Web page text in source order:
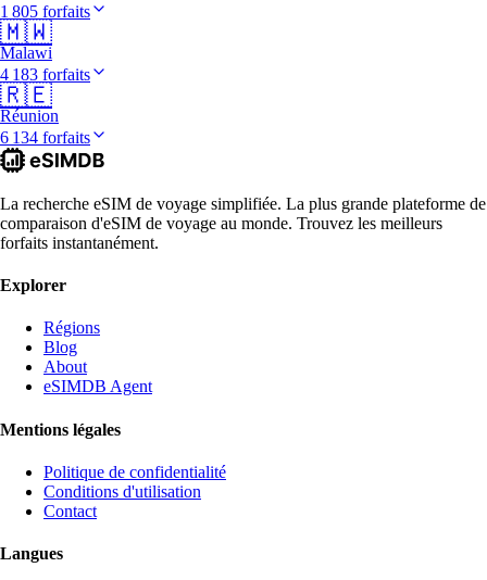
1 805 forfaits
🇲🇼
Malawi
4 183 forfaits
🇷🇪
Réunion
6 134 forfaits
La recherche eSIM de voyage simplifiée. La plus grande plateforme de
comparaison d'eSIM de voyage au monde. Trouvez les meilleurs
forfaits instantanément.
Explorer
Régions
Blog
About
eSIMDB Agent
Mentions légales
Politique de confidentialité
Conditions d'utilisation
Contact
Langues